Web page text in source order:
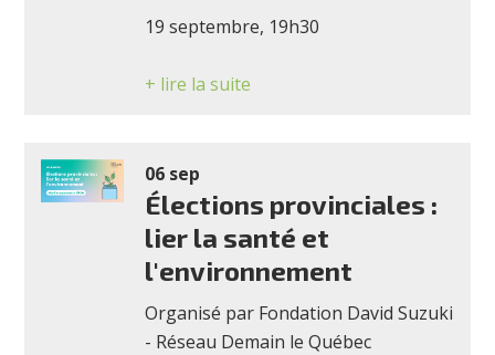
19 septembre, 19h30
+ lire la suite
06 sep
Élections provinciales :
lier la santé et
l'environnement
Organisé par Fondation David Suzuki
- Réseau Demain le Québec